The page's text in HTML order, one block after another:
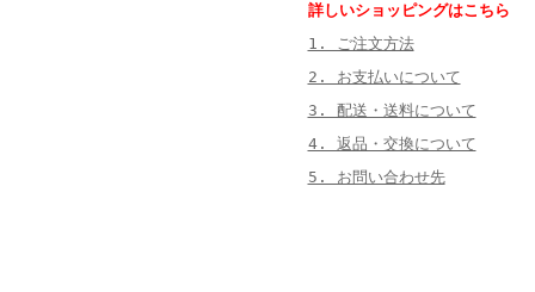
詳しいショッピングはこちら
1. ご注文方法
2. お支払いについて
3. 配送・送料について
4. 返品・交換について
5. お問い合わせ先